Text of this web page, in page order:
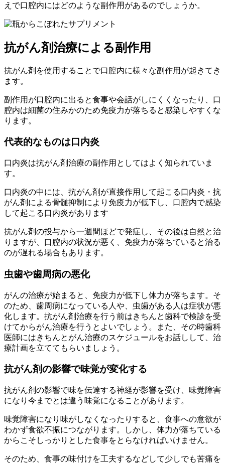
えで口腔内にはどのような副作用があるのでしょうか。
抗がん剤治療による副作用
抗がん剤を使用することで口腔内に様々な副作用が起きてき
ます。
副作用が口腔内に出ると食事や会話がしにくくなったり、口
腔内は細菌の住みかのため免疫力が落ちると感染しやすくな
ります。
代表的なものは口内炎
口内炎は抗がん剤治療の副作用としてはよく知られていま
す。
口内炎の中には、抗がん剤が直接作用して起こる口内炎・抗
がん剤による骨髄抑制により免疫力が低下し、口腔内で感染
して起こる口内炎があります
抗がん剤の投与から一週間ほどで発症し、その後は自然と治
りますが、口腔内の状況が悪く、免疫力が落ちていると治る
のが遅れる場合もあります。
虫歯や歯周病の悪化
がんの治療が始まると、免疫力が低下し体力が落ちます。そ
のため、歯周病になっている人や、虫歯がある人は症状が悪
化します。抗がん剤治療を行う前はきちんと歯科で検診を受
けてからがん治療を行うとよいでしょう。また、その時歯科
医師にはきちんとがん治療のスケジュールをお話しして、治
療計画を立ててもらいましょう。
抗がん剤の影響で味覚が変化する
抗がん剤の影響で味を伝達する神経が影響を受け、味覚障害
になり今までとは違う味覚になることがあります。
味覚障害になり味がしなくなったりすると、食事への意欲が
わかず食欲不振につながります。しかし、体力が落ちている
からこそしっかりとした食事をとらなければいけません。
そのため、食事の味付けを工夫するなどして少しでも苦痛を